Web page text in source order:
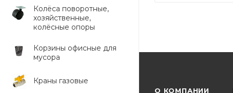
Колёса поворотные,
хозяйственные,
колёсные опоры
Корзины офисные для
мусора
Краны газовые
О КОМПАНИИ